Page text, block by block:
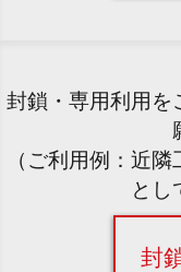
封鎖・専用利用を
（ご利用例：近
とし
封